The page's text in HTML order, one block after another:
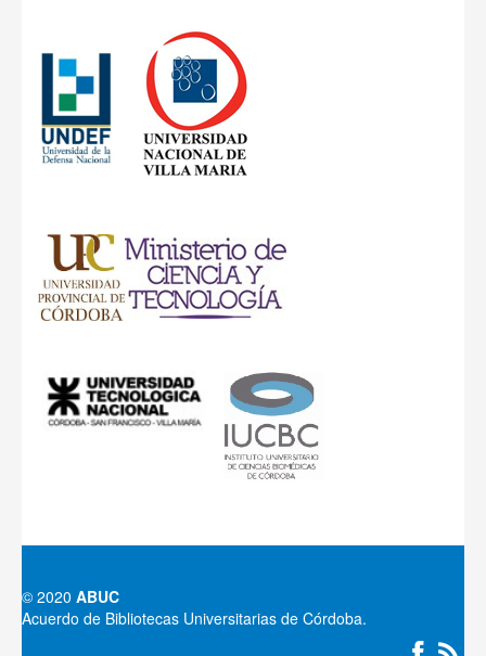
© 2020 ABUC
Acuerdo de Bibliotecas Universitarias de Córdoba.